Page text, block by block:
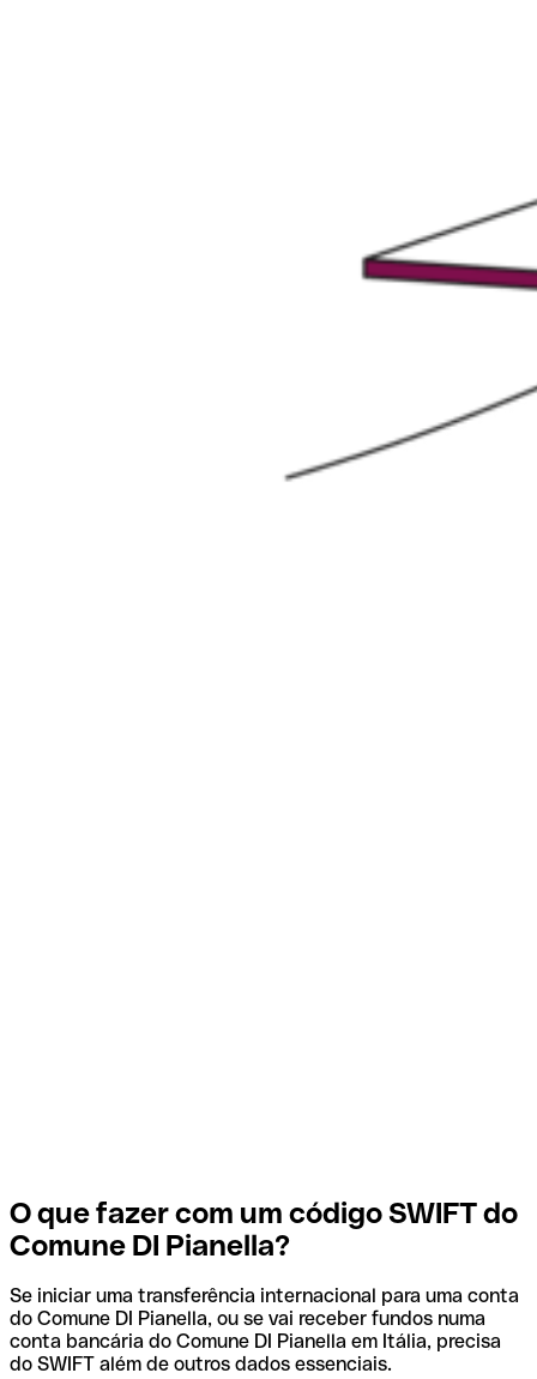
O que fazer com um código SWIFT do
Comune DI Pianella?
Se iniciar uma transferência internacional para uma conta
do Comune DI Pianella, ou se vai receber fundos numa
conta bancária do Comune DI Pianella em Itália, precisa
do SWIFT além de outros dados essenciais.